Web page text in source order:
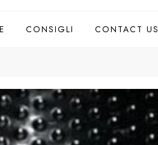
CONSIGLI CONTACT US